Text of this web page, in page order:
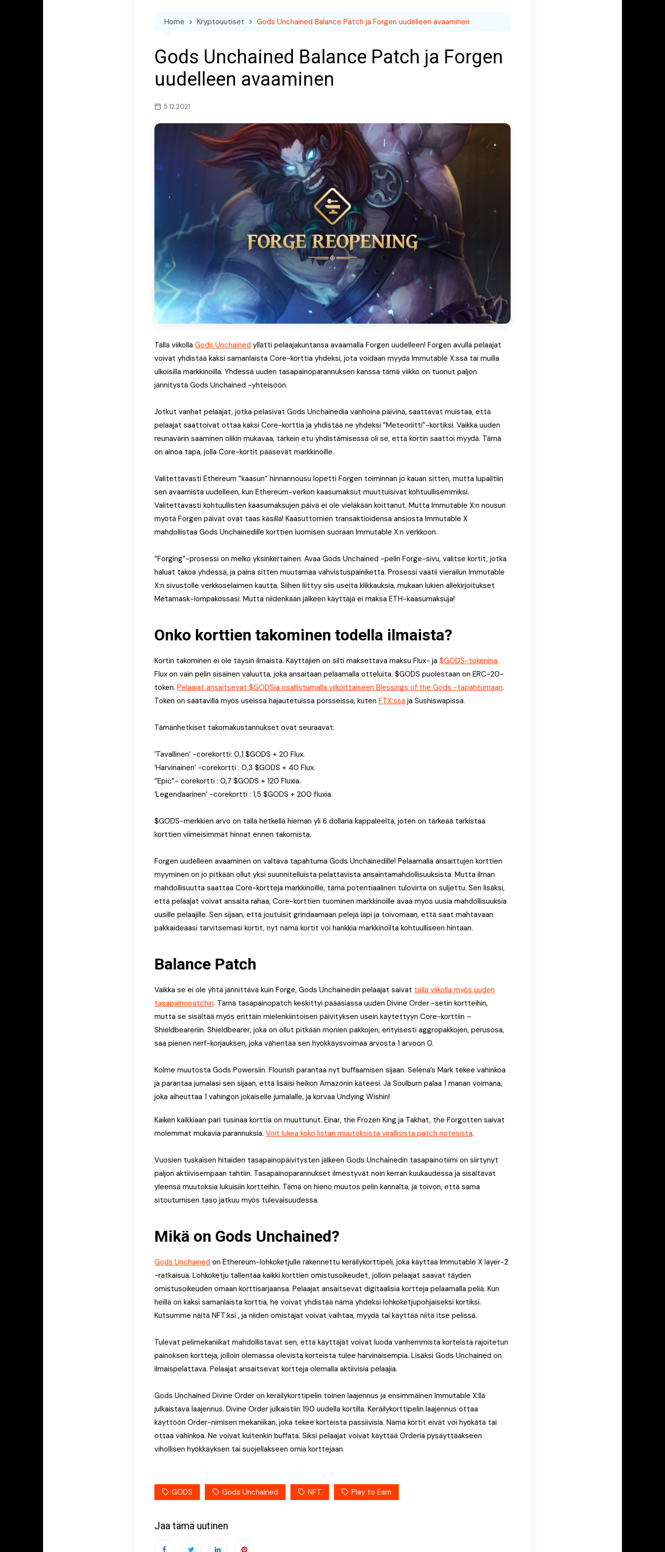
Home Kryptouutiset Gods Unchained Balance Patch ja Forgen uudelleen avaaminen
Gods Unchained Balance Patch ja Forgen
uudelleen avaaminen
5.12.2021
Tällä viikolla Gods Unchained yllätti pelaajakuntansa avaamalla Forgen uudelleen! Forgen avulla pelaajat
voivat yhdistää kaksi samanlaista Core-korttia yhdeksi, jota voidaan myydä Immutable X:ssä tai muilla
ulkoisilla markkinoilla. Yhdessä uuden tasapainoparannuksen kanssa tämä viikko on tuonut paljon
jännitystä Gods Unchained -yhteisöön.
Jotkut vanhat pelaajat, jotka pelasivat Gods Unchainedia vanhoina päivinä, saattavat muistaa, että
pelaajat saattoivat ottaa kaksi Core-korttia ja yhdistää ne yhdeksi ”Meteoriitti”-kortiksi. Vaikka uuden
reunavärin saaminen olikin mukavaa, tärkein etu yhdistämisessä oli se, että kortin saattoi myydä. Tämä
on ainoa tapa, jolla Core-kortit pääsevät markkinoille.
Valitettavasti Ethereum ”kaasun” hinnannousu lopetti Forgen toiminnan jo kauan sitten, mutta lupailtiin
sen avaamista uudelleen, kun Ethereum-verkon kaasumaksut muuttuisivat kohtuullisemmiksi.
Valitettavasti kohtuullisten kaasumaksujen päivä ei ole vieläkään koittanut. Mutta Immutable X:n nousun
myötä Forgen päivät ovat taas käsillä! Kaasuttomien transaktioidensa ansiosta Immutable X
mahdollistaa Gods Unchainedille korttien luomisen suoraan Immutable X:n verkkoon.
”Forging”-prosessi on melko yksinkertainen. Avaa Gods Unchained -pelin Forge-sivu, valitse kortit, jotka
haluat takoa yhdessä, ja paina sitten muutamaa vahvistuspainiketta. Prosessi vaatii vierailun Immutable
X:n sivustolle verkkoselaimen kautta. Siihen liittyy siis useita klikkauksia, mukaan lukien allekirjoitukset
Metamask-lompakossasi. Mutta niidenkään jälkeen käyttäjä ei maksa ETH-kaasumaksuja!
Onko korttien takominen todella ilmaista?
Kortin takominen ei ole täysin ilmaista. Käyttäjien on silti maksettava maksu Flux- ja $GODS-tokenina.
Flux on vain pelin sisäinen valuutta, joka ansaitaan pelaamalla otteluita. $GODS puolestaan on ERC-20-
token. Pelaajat ansaitsevat $GODSia osallistumalla viikoittaiseen Blessings of the Gods -tapahtumaan.
Token on saatavilla myös useissa hajautetuissa pörsseissä, kuten FTX:ssä ja Sushiswapissa.
Tämänhetkiset takomakustannukset ovat seuraavat:
’Tavallinen’ -corekortti: 0,1 $GODS + 20 Flux.
’Harvinainen’ -corekortti : 0,3 $GODS + 40 Flux.
”Epic”- corekortti : 0,7 $GODS + 120 Fluxia.
’Legendaarinen’ -corekortti : 1,5 $GODS + 200 fluxia.
$GODS-merkkien arvo on tällä hetkellä hieman yli 6 dollaria kappaleelta, joten on tärkeää tarkistaa
korttien viimeisimmät hinnat ennen takomista.
Forgen uudelleen avaaminen on valtava tapahtuma Gods Unchainedille! Pelaamalla ansaittujen korttien
myyminen on jo pitkään ollut yksi suunnitelluista pelattavista ansaintamahdollisuuksista. Mutta ilman
mahdollisuutta saattaa Core-kortteja markkinoille, tämä potentiaalinen tulovirta on suljettu. Sen lisäksi,
että pelaajat voivat ansaita rahaa, Core-korttien tuominen markkinoille avaa myös uusia mahdollisuuksia
uusille pelaajille. Sen sijaan, että joutuisit grindaamaan pelejä läpi ja toivomaan, että saat mahtavaan
pakkaideaasi tarvitsemasi kortit, nyt nämä kortit voi hankkia markkinoilta kohtuulliseen hintaan.
Balance Patch
Vaikka se ei ole yhtä jännittävä kuin Forge, Gods Unchainedin pelaajat saivat tällä viikolla myös uuden
tasapainopatchin. Tämä tasapainopatch keskittyi pääasiassa uuden Divine Order -setin kortteihin,
mutta se sisältää myös erittäin mielenkiintoisen päivityksen usein käytettyyn Core-korttiin –
Shieldbeareriin. Shieldbearer, joka on ollut pitkään monien pakkojen, erityisesti aggropakkojen, perusosa,
saa pienen nerf-korjauksen, joka vähentää sen hyökkäysvoimaa arvosta 1 arvoon 0.
Kolme muutosta Gods Powersiin. Flourish parantaa nyt buffaamisen sijaan. Selena’s Mark tekee vahinkoa
ja parantaa jumalasi sen sijaan, että lisäisi heikon Amazonin käteesi. Ja Soulburn palaa 1 manan voimana,
joka aiheuttaa 1 vahingon jokaiselle jumalalle, ja korvaa Undying Wishin!
Kaiken kaikkiaan pari tusinaa korttia on muuttunut. Einar, the Frozen King ja Takhat, the Forgotten saivat
molemmat mukavia parannuksia. Voit lukea koko listan muutoksista virallisista patch notesista.
Vuosien tuskaisen hitaiden tasapainopäivitysten jälkeen Gods Unchainedin tasapainotiimi on siirtynyt
paljon aktiivisempaan tahtiin. Tasapainoparannukset ilmestyvät noin kerran kuukaudessa ja sisältävät
yleensä muutoksia lukuisiin kortteihin. Tämä on hieno muutos pelin kannalta, ja toivon, että sama
sitoutumisen taso jatkuu myös tulevaisuudessa.
Mikä on Gods Unchained?
Gods Unchained on Ethereum-lohkoketjulle rakennettu keräilykorttipeli, joka käyttää Immutable X layer-2
-ratkaisua. Lohkoketju tallentaa kaikki korttien omistusoikeudet, jolloin pelaajat saavat täyden
omistusoikeuden omaan korttisarjaansa. Pelaajat ansaitsevat digitaalisia kortteja pelaamalla peliä. Kun
heillä on kaksi samanlaista korttia, he voivat yhdistää nämä yhdeksi lohkoketjupohjaiseksi kortiksi.
Kutsumme näitä NFT:ksi , ja niiden omistajat voivat vaihtaa, myydä tai käyttää niitä itse pelissä.
Tulevat pelimekaniikat mahdollistavat sen, että käyttäjät voivat luoda vanhemmista korteista rajoitetun
painoksen kortteja, jolloin olemassa olevista korteista tulee harvinaisempia. Lisäksi Gods Unchained on
ilmaispelattava. Pelaajat ansaitsevat kortteja olemalla aktiivisia pelaajia.
Gods Unchained Divine Order on keräilykorttipelin toinen laajennus ja ensimmäinen Immutable X:llä
julkaistava laajennus. Divine Order julkaistiin 190 uudella kortilla. Keräilykorttipelin laajennus ottaa
käyttöön Order-nimisen mekaniikan, joka tekee korteista passiivisia. Nämä kortit eivät voi hyökätä tai
ottaa vahinkoa. Ne voivat kuitenkin buffata. Siksi pelaajat voivat käyttää Orderia pysäyttääkseen
vihollisen hyökkäyksen tai suojellakseen omia korttejaan.
GODS Gods Unchained NFT Play to Earn
Jaa tämä uutinen